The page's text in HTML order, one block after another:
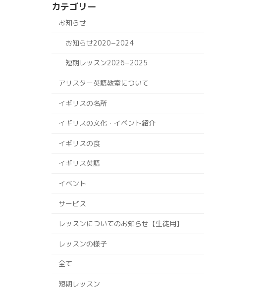
カテゴリー
お知らせ
お知らせ2020−2024
短期レッスン2026−2025
アリスター英語教室について
イギリスの名所
イギリスの文化・イベント紹介
イギリスの食
イギリス英語
イベント
サービス
レッスンについてのお知らせ【生徒用】
レッスンの様子
全て
短期レッスン